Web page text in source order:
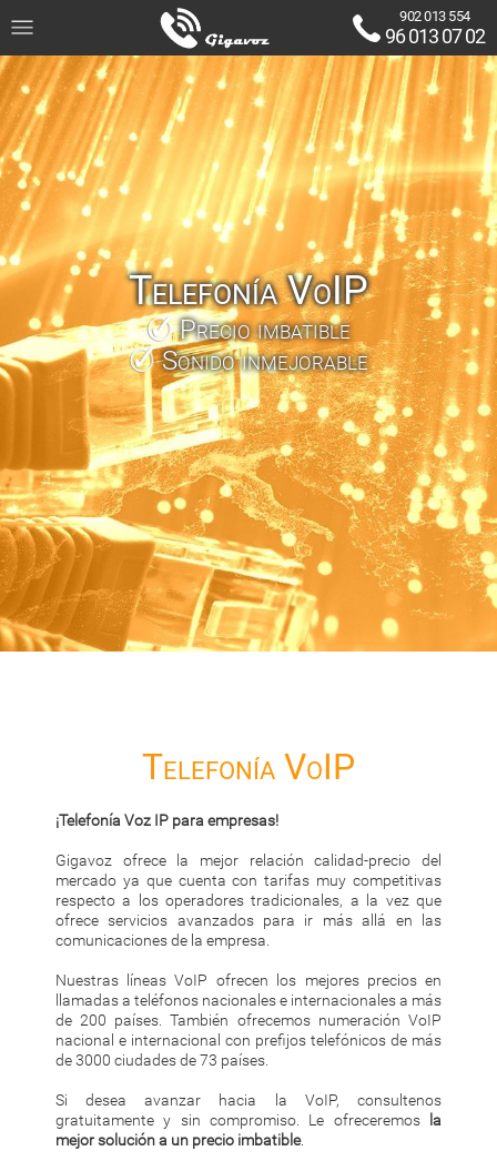
902 013 554
96 013 07 02
Telefonía VoIP
Precio imbatible
Sonido inmejorable
Telefonía VoIP
¡Telefonía Voz IP para empresas!
Gigavoz ofrece la mejor relación calidad-precio del
mercado ya que cuenta con tarifas muy competitivas
respecto a los operadores tradicionales, a la vez que
ofrece servicios avanzados para ir más allá en las
comunicaciones de la empresa.
Nuestras líneas VoIP ofrecen los mejores precios en
llamadas a teléfonos nacionales e internacionales a más
de 200 países. También ofrecemos numeración VoIP
nacional e internacional con prefijos telefónicos de más
de 3000 ciudades de 73 países.
Si desea avanzar hacia la VoIP, consultenos
gratuitamente y sin compromiso. Le ofreceremos
la
mejor solución a un precio imbatible.